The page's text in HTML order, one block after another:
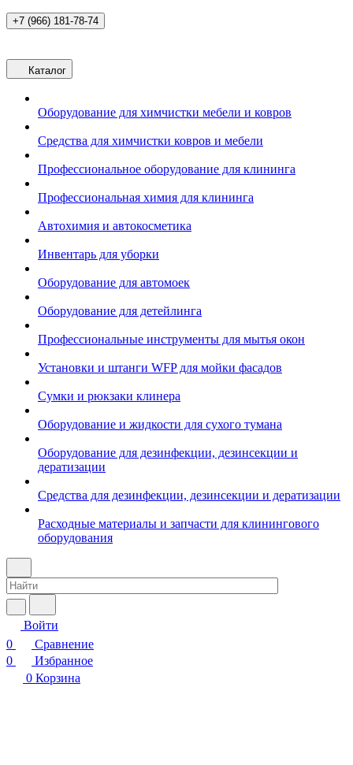
+7 (966) 181-78-74
Каталог
Оборудование для химчистки мебели и ковров
Средства для химчистки ковров и мебели
Профессиональное оборудование для клининга
Профессиональная химия для клининга
Автохимия и автокосметика
Инвентарь для уборки
Оборудование для автомоек
Оборудование для детейлинга
Профессиональные инструменты для мытья окон
Установки и штанги WFP для мойки фасадов
Сумки и рюкзаки клинера
Оборудование и жидкости для сухого тумана
Оборудование для дезинфекции, дезинсекции и
дератизации
Средства для дезинфекции, дезинсекции и дератизации
Расходные материалы и запчасти для клинингового
оборудования
Войти
0
Сравнение
0
Избранное
0 Корзина